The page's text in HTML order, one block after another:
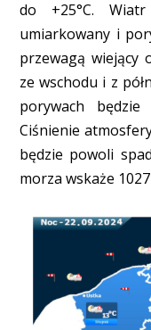
do +25°C.
umiarkowany i
przewagą wiejący
ze wschodu i z
porywach
Ciśnienie
będzie powoli
morza wskaże